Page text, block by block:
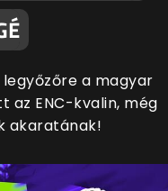
a magyar
az ENC-kvalin, még
akaratának!